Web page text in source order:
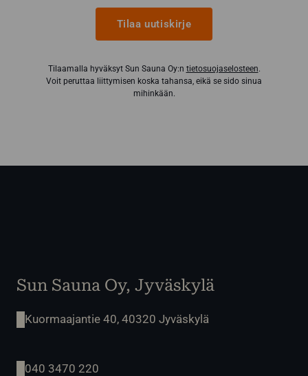
Tilaa uutiskirje
Tilaamalla hyväksyt Sun Sauna Oy:n tietosuojaselosteen.
Voit peruttaa liittymisen koska tahansa, eikä se sido sinua
mihinkään.
Sun Sauna Oy, Jyväskylä
Kuormaajantie 40, 40320 Jyväskylä
040 3470 220